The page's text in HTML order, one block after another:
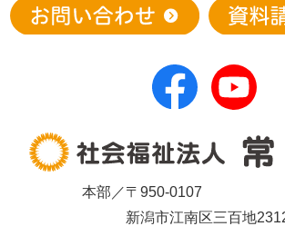
本部／〒950-0107
新潟市江南区三百地